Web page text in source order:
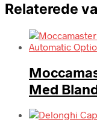
Relaterede
Med